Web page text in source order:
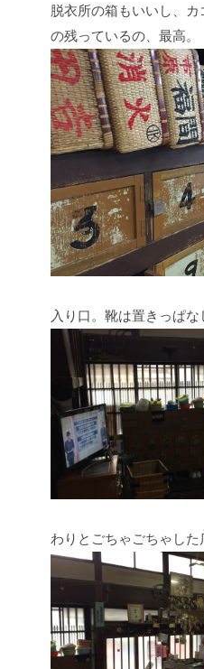
脱衣所の箱もいいし、カ
の残っているの、最高。
入り口。靴は置きっぱな
わりとごちゃごちゃした